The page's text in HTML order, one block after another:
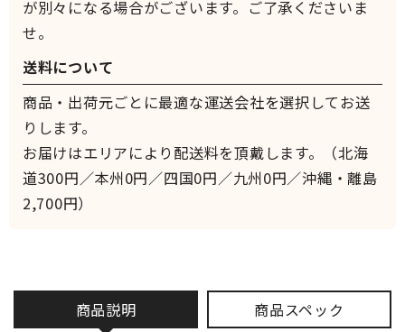
商品説明 商品スペック
が別々になる場合がございます。ご了承くださいま
せ。
送料について
商品・出荷元ごとに最適な運送会社を選択してお送
りします。
お届けはエリアにより配送料を頂戴します。（北海
道300円／本州0円／四国0円／九州0円／沖縄・離島
2,700円）